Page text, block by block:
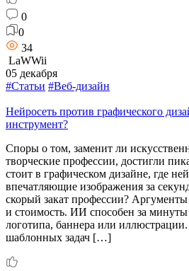
0
0
34
LaWWii
05 декабря
#Статьи #Веб-дизайн
Нейросеть против графического
инструмент?
Споры о том, заменит ли
творческие профессии, достигли
стоит в графическом дизайне, где
впечатляющие изображения за
скорый закат профессии? Аргументы
и стоимость. ИИ способен за минуты
логотипа, баннера или
шаблонных задач […]